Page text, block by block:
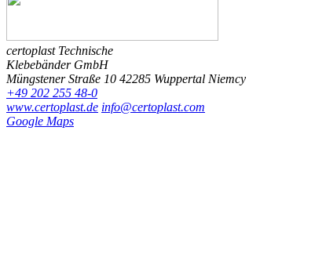
certoplast Technische
Klebebänder GmbH
Müngstener Straße 10 42285 Wuppertal Niemcy
+49 202 255 48-0
www.certoplast.de info@certoplast.com
Google Maps